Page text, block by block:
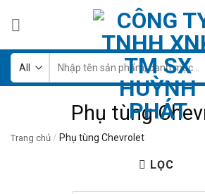
kiếm:
Phụ tùng
Trang chủ / Phụ tùng Chevrolet
LỌC